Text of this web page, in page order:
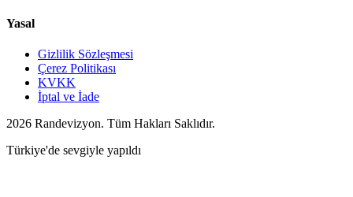
Yasal
Gizlilik Sözleşmesi
Çerez Politikası
KVKK
İptal ve İade
2026 Randevizyon. Tüm Hakları Saklıdır.
Türkiye'de sevgiyle yapıldı